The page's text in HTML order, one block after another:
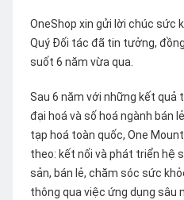
OneShop xin gửi lời chúc sức
Quý Đối tác đã tin tưởng,
suốt 6 năm vừa qua.
Sau 6 năm với những kết
đại hoá và số hoá ngành bán
tạp hoá toàn quốc, One
theo: kết nối và phát triển hệ
sản, bán lẻ, chăm sóc sức
thông qua việc ứng dụng sâu